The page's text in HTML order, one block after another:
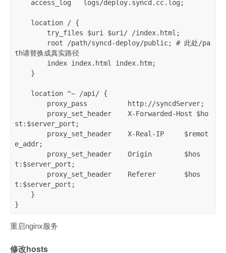
th请替换成真实路径
st:$server_port;
e_addr;
t:$server_port;
t:$server_port;
}
重启nginx服务
修改hosts